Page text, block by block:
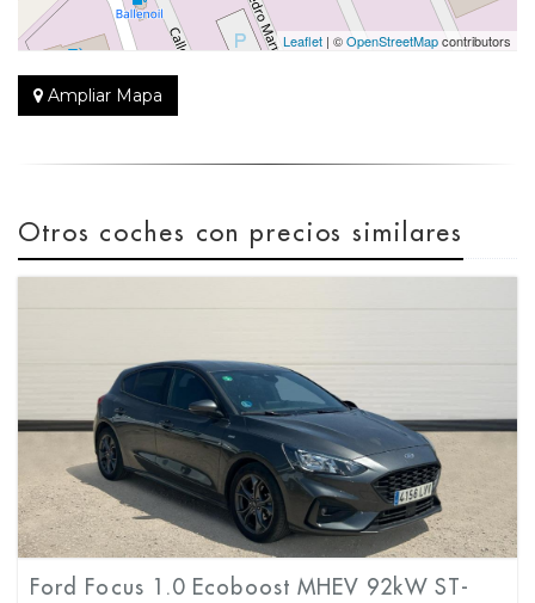
Leaflet | ©OpenStreetMapcontributors
Ampliar Mapa
Otros coches con precios similares
Ford Focus 1.0 Ecoboost MHEV 92kW ST-